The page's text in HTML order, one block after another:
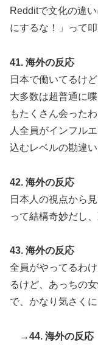
Redditで文化の違
にするな！」って
41. 海外の反応
日本で働いてるけ
大多数は超普通に
もたくさん会った
人全員がインフル
込むレベルの勘違
42. 海外の反応
日本人の視点から
って結構奇妙だし
43. 海外の反応
全員がやってるわ
るけど、あっちの
で、かなり気さく
→44. 海外の反応